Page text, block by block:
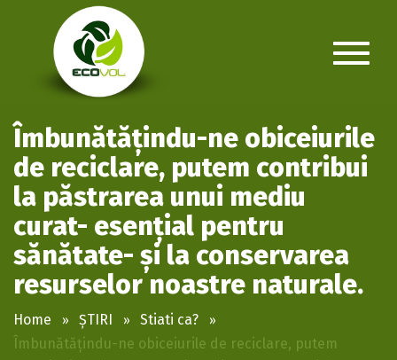
Îmbunătățindu-ne obiceiurile
de reciclare, putem contribui
la păstrarea unui mediu
curat- esenţial pentru
sănătate- și la conservarea
resurselor noastre naturale.
Home ȘTIRI
Stiati ca?
Îmbunătățindu-ne obiceiurile de reciclare, putem